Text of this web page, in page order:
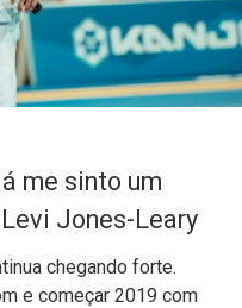
me sinto um
Jones-Leary
chegando forte.
e começar 2019 com